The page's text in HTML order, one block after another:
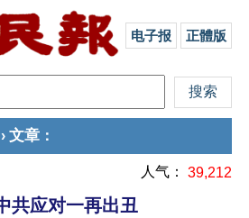
电子报 正體版
› 文章 ：
人气： 39,212
共应对一再出丑